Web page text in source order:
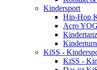
Kindersport
Hip-Hop
Acro
Kindertanz
KiSS -
KiSS -